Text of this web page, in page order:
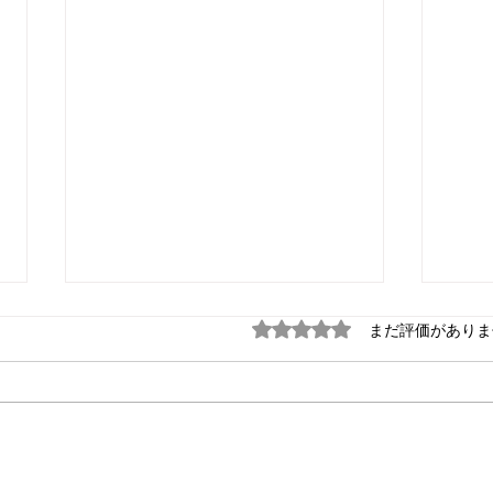
5つ星のうち0と評価されて
まだ評価があり